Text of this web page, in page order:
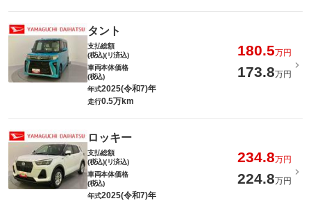
タント
支払総額
(税込)(リ済込)
180.5万円
車両本体価格
(税込)
173.8万円
年式2025(令和7)年
走行0.5万km
ロッキー
支払総額
(税込)(リ済込)
234.8万円
車両本体価格
(税込)
224.8万円
年式2025(令和7)年